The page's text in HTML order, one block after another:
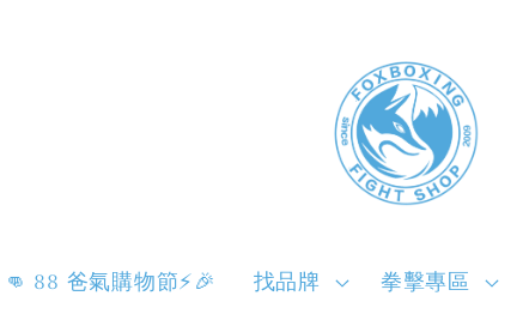
👊 88 爸氣購物節⚡🎉 找品牌 拳擊專區